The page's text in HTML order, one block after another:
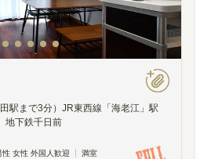
駅まで3分）JR東西線「海老江」駅
地下鉄千日前
性 女性 外国人歓迎 満室